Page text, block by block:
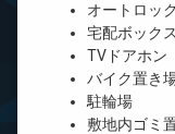
オートロック
宅配ボックス
TVドアホン
バイク置き
駐輪場
敷地内ゴミ